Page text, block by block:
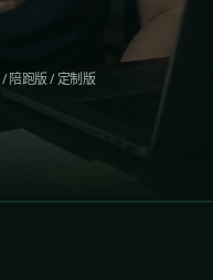
陪跑版 / 定制版